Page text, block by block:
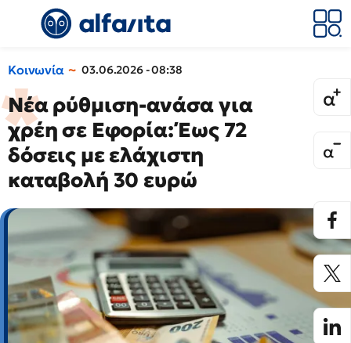
Κοινωνία 03.06.2026 - 08:38
Νέα ρύθμιση-ανάσα για
χρέη σε Εφορία: Έως 72
δόσεις με ελάχιστη
καταβολή 30 ευρώ